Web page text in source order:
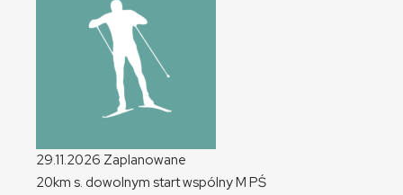
29.11.2026 Zaplanowane
20km s. dowolnym start wspólnyM PŚ